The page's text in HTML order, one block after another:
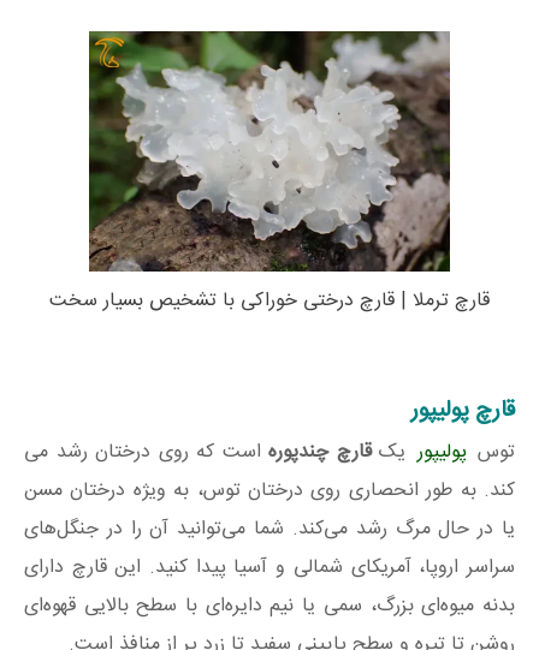
قارچ ترملا | قارچ درختی خوراکی با تشخیص بسیار سخت
قارچ پولیپور
توس پولیپور یکقارچ چندپوره است که روی درختان رشد می
کند. به طور انحصاری روی درختان توس، به ویژه درختان مسن
یا در حال مرگ رشد می‌کند. شما می‌توانید آن را در جنگل‌های
سراسر اروپا، آمریکای شمالی و آسیا پیدا کنید. این قارچ دارای
بدنه میوه‌ای بزرگ، سمی یا نیم دایره‌ای با سطح بالایی قهوه‌ای